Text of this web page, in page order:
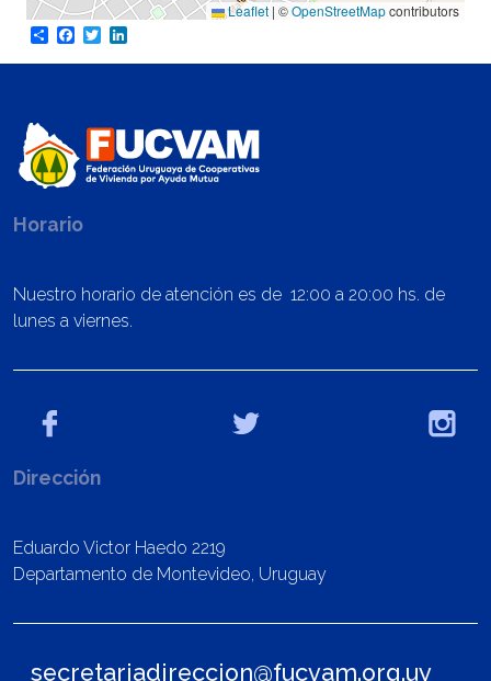
Leaflet | ©OpenStreetMapcontributors
ShareFacebook
Twitter
Horario
Nuestro horario de atención es de 12:00 a 20:00 hs. de
lunes a viernes.
Dirección
Eduardo Victor Haedo 2219
Departamento de Montevideo, Uruguay
secretariadireccion@fucvam.org.uy